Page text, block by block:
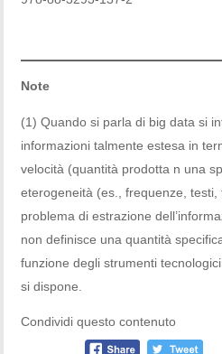
Note
(1) Quando si parla di big data si
informazioni talmente estesa in
velocità (quantità prodotta n una
eterogeneità (es., frequenze,
problema di estrazione
non definisce una quantità
funzione degli strumenti
si dispone.
Condividi questo contenuto